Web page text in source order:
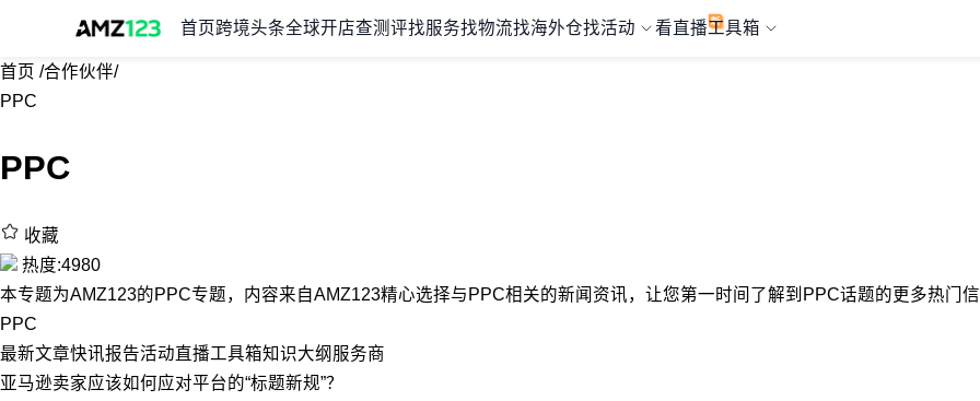
首页 跨境头条全球开店查测评找服务找物流找海外仓找活动 看直播工具箱
首页 /合作伙伴/
PPC
PPC
收藏
热度:4980
本专题为AMZ123的PPC专题，内容来自AMZ123精心选择与PPC相关的新闻资讯，让您第一时间了解到PPC话题的更多热门
PPC
最新文章快讯报告活动直播工具箱知识大纲 服务商
亚马逊卖家应该如何应对平台的“标题新规”？